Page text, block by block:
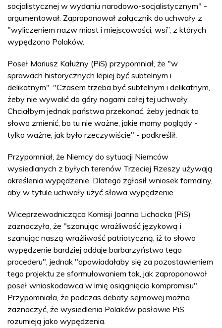
socjalistycznej w wydaniu narodowo-socjalistycznym" -
argumentował. Zaproponował załącznik do uchwały z
"wyliczeniem nazw miast i miejscowości, wsi”, z których
wypędzono Polaków.
Poseł Mariusz Kałużny (PiS) przypomniał, że "w
sprawach historycznych lepiej być subtelnym i
delikatnym". "Czasem trzeba być subtelnym i delikatnym,
żeby nie wywalić do góry nogami całej tej uchwały.
Chciałbym jednak państwa przekonać, żeby jednak to
słowo zmienić, bo tu nie ważne, jakie mamy poglądy -
tylko ważne, jak było rzeczywiście" - podkreślił.
Przypomniał, że Niemcy do sytuacji Niemców
wysiedlanych z byłych terenów Trzeciej Rzeszy używają
określenia wypędzenie. Dlatego zgłosił wniosek formalny,
aby w tytule uchwały użyć słowa wypędzenie.
Wiceprzewodnicząca Komisji Joanna Lichocka (PiS)
zaznaczyła, że "szanując wrażliwość językową i
szanując naszą wrażliwość patriotyczną, iż to słowo
wypędzenie bardziej oddaje barbarzyństwo tego
procederu", jednak "opowiadałaby się za pozostawieniem
tego projektu ze sformułowaniem tak, jak zaproponował
poseł wnioskodawca w imię osiągnięcia kompromisu".
Przypomniała, że podczas debaty sejmowej można
zaznaczyć, że wysiedlenia Polaków posłowie PiS
rozumieją jako wypędzenia.